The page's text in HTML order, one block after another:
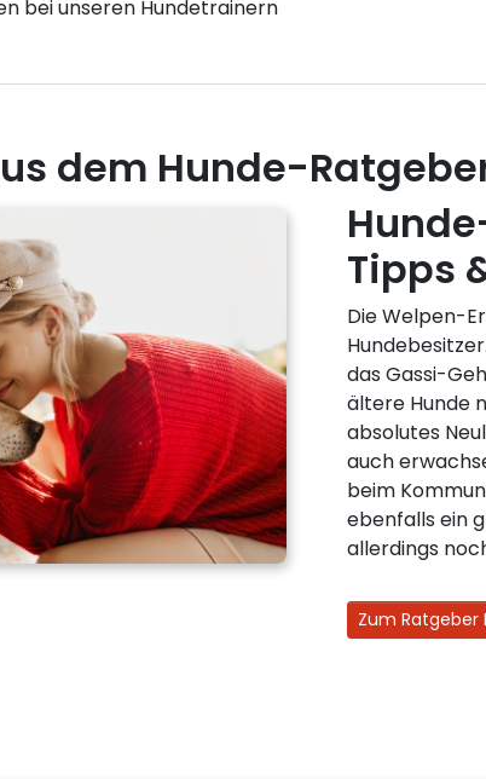
bei unseren Hundetrainern
dem Hunde-
Tipps
Die Welpen-
das Gassi-
ältere Hunde
absolutes
auch
beim
ebenfalls ein
allerdings
Zum Ratgeber